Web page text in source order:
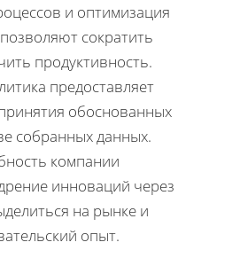
и оптимизация
сократить
продуктивность.
предоставляет
обоснованных
собранных данных.
компании
инноваций через
на рынке и
опыт.